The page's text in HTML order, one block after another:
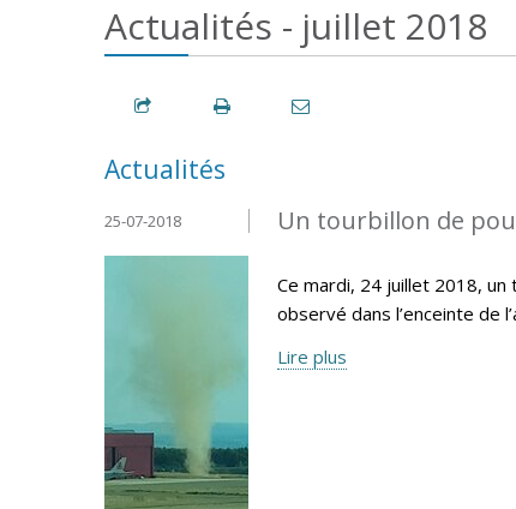
Actualités - juillet 2018
Actualités
Un tourbillon de
25-07-2018
Ce mardi, 24 juillet 2018,
observé dans l’enceinte de
Lire plus